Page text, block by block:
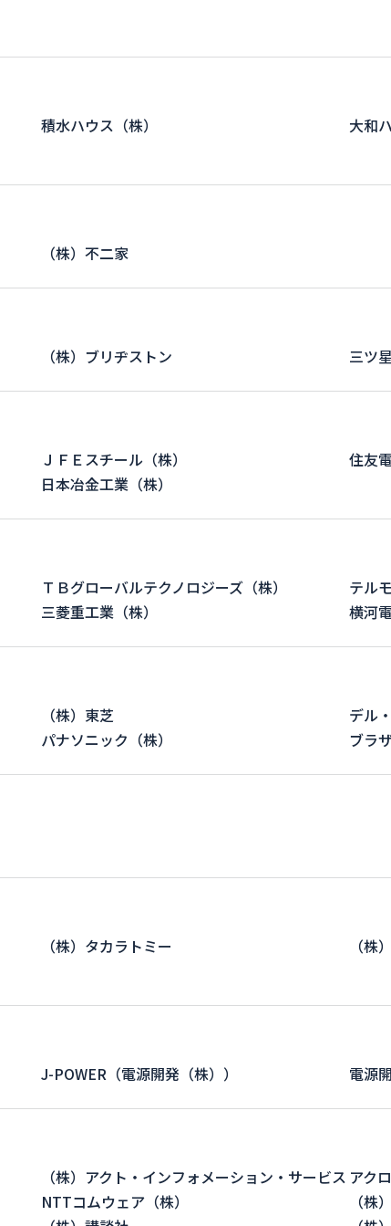
積水ハウス（株）
大和
（株）不二家
（株）ブリヂストン 三ツ
ＪＦＥスチール（株）
住友
日本冶金工業（株）
ＴＢグローバルテクノロジーズ（株）
テル
三菱重工業（株） 横河
（株）東芝
デル
パナソニック（株） ブラ
（株）タカラトミー
（
J-POWER（電源開発（株）） 電源
（株）アクト・インフォメーション・サービス アク
NTTコムウェア（株）
（株